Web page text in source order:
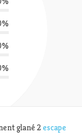
glané 2escape